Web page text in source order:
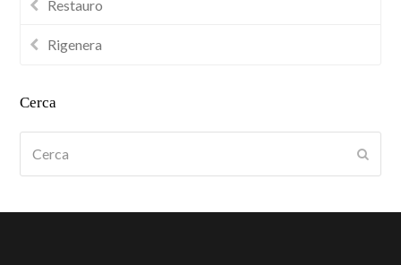
Restauro
Rigenera
Cerca